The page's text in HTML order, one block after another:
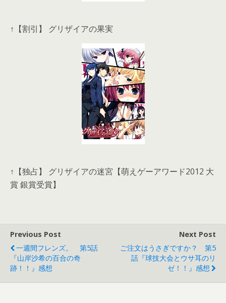
↑【割引】 グリザイアの果実
↑【独占】 グリザイアの迷宮【萌えゲーアワード2012 大
賞 銀賞受賞】
Previous Post
一週間フレンズ。 第5話
『山岸沙希の百合の奇
跡！！』感想
Next Post
ご注文はうさぎですか？ 第5
話『球技大会とウサ耳のリ
ゼ！！』感想